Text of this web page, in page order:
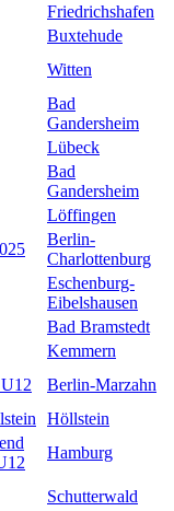
Friedrichshafen
Buxtehude
Witten
Bad
Gandersheim
Lübeck
Bad
Gandersheim
Löffingen
Berlin-
Charlottenburg
Eschenburg-
Eibelshausen
Bad Bramstedt
Kemmern
Berlin-Marzahn
Höllstein
Hamburg
Schutterwald